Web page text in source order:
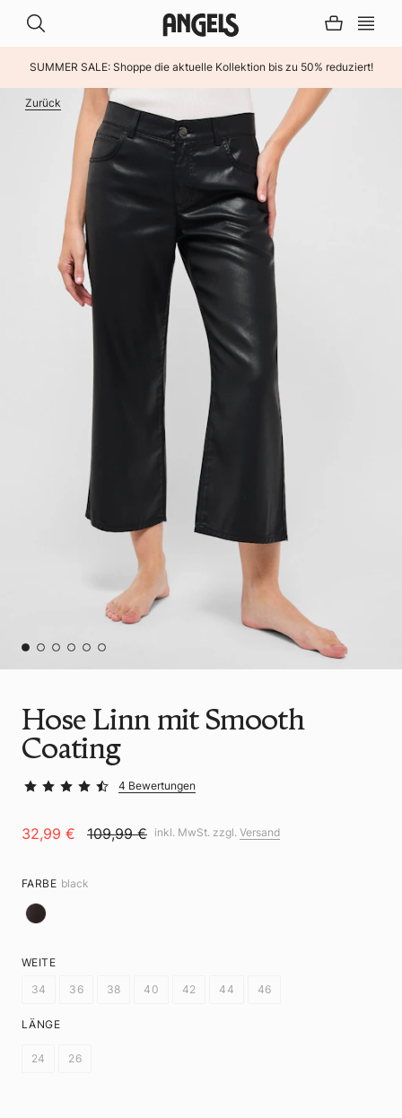
SUMMER SALE: Shoppe die aktuelle Kollektion bis zu 50% reduziert!
Zurück
Hose Linn mit Smooth
Coating
4 Bewertungen
32,99 € 109,99 € inkl. MwSt. zzgl. Versand
FARBE black
WEITE
34
36 38 40 42 44 46
LÄNGE
24 26